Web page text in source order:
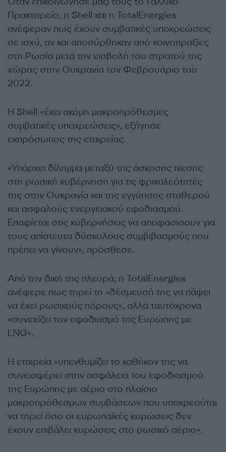
Πρακτορείο, η Shell και η TotalEnergies
ανέφεραν πως έχουν συμβατικές υποχρεώσεις
σε ισχύ, αν και αποσύρθηκαν από κοινοπραξίες
στη Ρωσία μετά την εισβολή του στρατού της
χώρας στην Ουκρανία τον Φεβρουάριο του
2022.
Η Shell «έχει ακόμη μακροπρόθεσμες
συμβατικές υποχρεώσεις», εξήγησε
εκπρόσωπος της εταιρείας.
«Υπάρχει δίλημμα μεταξύ της άσκησης πίεσης
στη ρωσική κυβέρνηση για τις φρικαλεότητές
της στην Ουκρανία και της εγγύησης σταθερού
και ασφαλούς ενεργειακού εφοδιασμού.
Επαφίεται στις κυβερνήσεις να αποφασίσουν για
τους απίστευτα δύσκολους συμβιβασμούς που
πρέπει να γίνουν», πρόσθεσε.
Από την δική της πλευρά, η TotalEnergies
ανέφερε πως τηρεί τη «δέσμευσή της να πάψει
να έχει ρωσικούς πόρους», αλλά ταυτόχρονα
«συνεχίζει τον εφοδιασμό της Ευρώπης με
LNG».
Η εταιρεία «υπενθυμίζει το καθήκον της να
συνεισφέρει στην ασφάλεια του εφοδιασμού
της Ευρώπης με αέριο στο πλαίσιο
μακροπρόθεσμων συμβάσεων που υποχρεούται
να τηρεί όσο οι ευρωπαϊκές κυρώσεις δεν
έχουν επιβάλει κυρώσεις στο ρωσικό αέριο».